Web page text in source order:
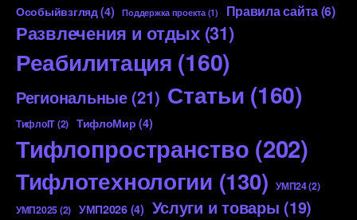
Особыйвзгляд(4) Поддержка проекта(1) Правила сайта(6)
Развлечения и отдых(31)
Реабилитация (160)
Региональные(21) Статьи (160)
ТифлоIT(2) ТифлоМир (4)
Тифлопространство (202)
Тифлотехнологии (130) УМП24(2)
УМП2025(2) УМП2026(4) Услуги и товары (19)